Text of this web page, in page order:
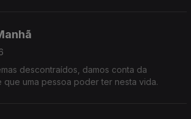
descontraídos, damos conta da
que uma pessoa poder ter nesta vida.